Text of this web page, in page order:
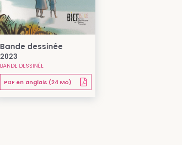
Bande dessinée
2023
BANDE DESSINÉE
PDF en anglais (24 Mo)